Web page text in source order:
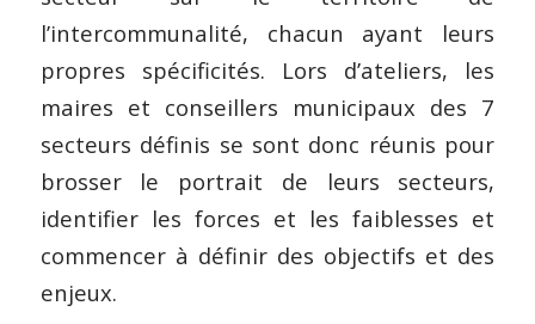
l’intercommunalité, chacun ayant leurs
propres spécificités. Lors d’ateliers, les
maires et conseillers municipaux des 7
secteurs définis se sont donc réunis pour
brosser le portrait de leurs secteurs,
identifier les forces et les faiblesses et
commencer à définir des objectifs et des
enjeux.